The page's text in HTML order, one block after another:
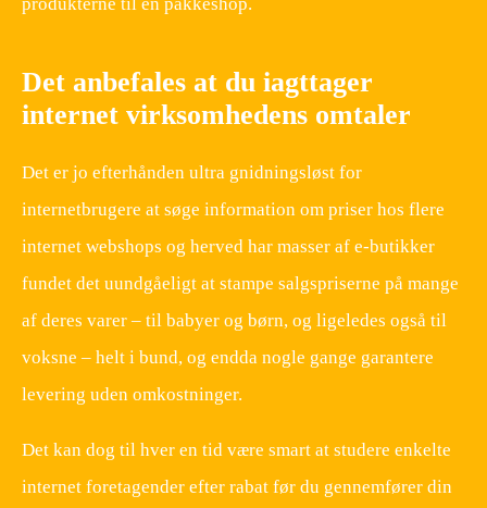
Det anbefales at du iagttager
internet virksomhedens omtaler
Det er jo efterhånden ultra gnidningsløst for
internetbrugere at søge information om priser hos flere
internet webshops og herved har masser af e-butikker
fundet det uundgåeligt at stampe salgspriserne på mange
af deres varer – til babyer og børn, og ligeledes også til
voksne – helt i bund, og endda nogle gange garantere
levering uden omkostninger.
Det kan dog til hver en tid være smart at studere enkelte
internet foretagender efter rabat før du gennemfører din